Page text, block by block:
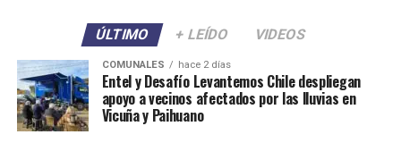
ÚLTIMO + LEÍDO VIDEOS
COMUNALES hace 2 días
Entel y Desafío Levantemos Chile despliegan
apoyo a vecinos afectados por las lluvias en
Vicuña y Paihuano